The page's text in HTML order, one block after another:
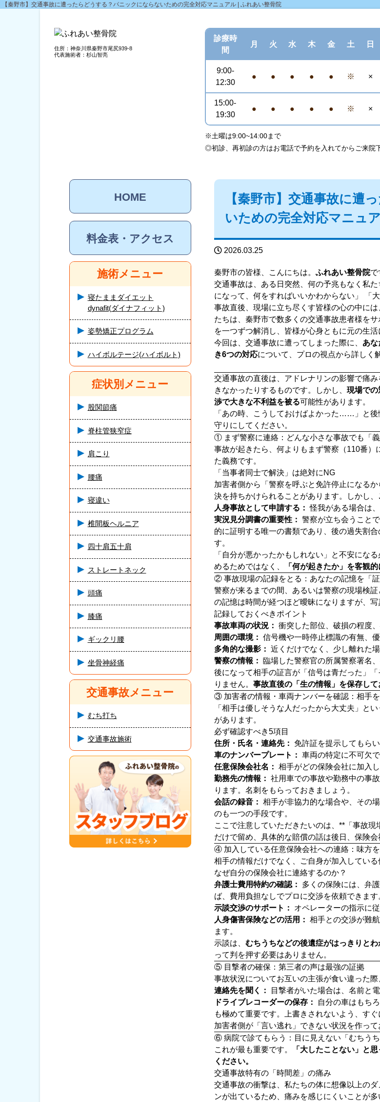
【秦野市】交通事故に遭ったらどうする？パニックにならないための完全対応マニュアル | ふれあい整骨院
住所：神奈川県秦野市尾尻939-8
代表施術者：杉山智亮
診療時
間
月 火 水 木 金 土 日
9:00-
12:30
● ● ● ● ● ※ ×
15:00-
19:30
● ● ● ● ● ※ ×
※土曜は9:00~14:00まで
◎初診、再初診の方はお電話で予約を入れてからご来院
【秦野市】交通事故に遭
いための完全対応マニュ
2026.03.25
秦野市の皆様、こんにちは。 ふれあい整骨院で
交通事故は、ある日突然、何の予兆もなく私
になって、何をすればいいかわからない」 「
事故直後、現場に立ち尽くす皆様の心の中に
たちは、秦野市で数多くの交通事故患者様を
を一つずつ解消し、皆様が心身ともに元の生
今回は、交通事故に遭ってしまった際に、 あ
き6つの対応について、プロの視点から詳しく
交通事故の直後は、アドレナリンの影響で痛
きなかったりするものです。しかし、 現場での
渉で大きな不利益を被る可能性があります。
「あの時、こうしておけばよかった……」と
守りにしてください。
① まず警察に連絡：どんな小さな事故でも「
事故が起きたら、何よりもまず警察（110番
た義務です。
「当事者同士で解決」は絶対にNG
加害者側から「警察を呼ぶと免許停止になる
決を持ちかけられることがあります。しかし、
人身事故として申請する： 怪我がある場合は
実況見分調書の重要性： 警察が立ち会うこと
的に証明する唯一の書類であり、後の過失割
す。
「自分が悪かったかもしれない」と不安にな
めるためではなく、
「何が起きたか」を客観
② 事故現場の記録をとる：あなたの記憶を「
警察が来るまでの間、あるいは警察の現場検
の記憶は時間が経つほど曖昧になりますが、写
記録しておくべきポイント
事故車両の状況： 衝突した部位、破損の程度
周囲の環境： 信号機や一時停止標識の有無、
多角的な撮影： 近くだけでなく、少し離れた
警察の情報：
臨場した警察官の所属警察署名、
後になって相手の証言が「信号は青だった」
りません。 事故直後の「生の情報」を保存し
③ 加害者の情報・車両ナンバーを確認：相手
「相手は優しそうな人だったから大丈夫」と
があります。
必ず確認すべき5項目
住所・氏名・連絡先：
免許証を提示してもら
車のナンバープレート： 車両の特定に不可欠で
任意保険会社名： 相手がどの保険会社に加入し
勤務先の情報： 社用車での事故や勤務中の事
ります。名刺をもらっておきましょう。
会話の録音： 相手が非協力的な場合や、その
のも一つの手段です。
ここで注意していただきたいのは、**「事故
だけで留め、具体的な賠償の話は後日、保険
④ 加入している任意保険会社への連絡：味方
相手の情報だけでなく、ご自身が加入してい
なぜ自分の保険会社に連絡するのか？
弁護士費用特約の確認：
多くの保険には、弁
ば、費用負担なしでプロに交渉を依頼できます
示談交渉のサポート：
オペレーターの指示に
人身傷害保険などの活用： 相手との交渉が難
ます。
示談は、 むちうちなどの後遺症がはっきりと
って判を押す必要はありません。
⑤ 目撃者の確保：第三者の声は最強の証拠
事故状況についてお互いの主張が食い違った
連絡先を聞く：
目撃者がいた場合は、名前と
ドライブレコーダーの保存：
自分の車はもち
も極めて重要です。上書きされないよう、す
加害者側が「言い逃れ」できない状況を作っ
⑥ 病院で診てもらう：目に見えない「むちう
これが最も重要です。
「大したことない」と
ください。
交通事故特有の「時間差」の痛み
交通事故の衝撃は、私たちの体に想像以上の
ンが出ているため、痛みを感じにくいことが
HOME
料金表・アクセス
施術メニュー
寝たままダイエット
dynafit(ダイナフィット)
姿勢矯正プログラム
ハイボルテージ(ハイボルト)
症状別メニュー
股関節痛
脊柱管狭窄症
肩こり
腰痛
寝違い
椎間板ヘルニア
四十肩五十肩
ストレートネック
頭痛
膝痛
ギックリ腰
坐骨神経痛
交通事故メニュー
むち打ち
交通事故施術